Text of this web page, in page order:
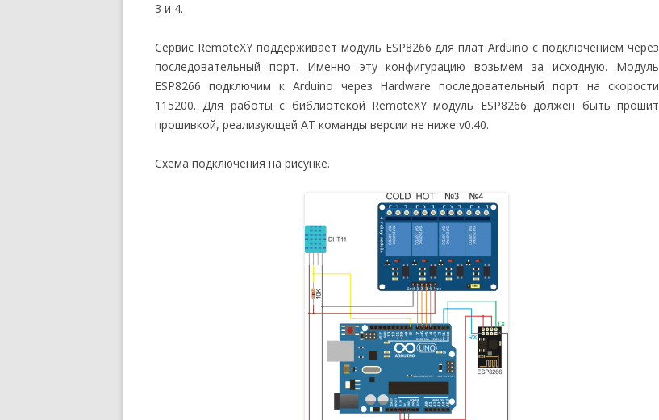
3 и 4.
Сервис RemoteXY поддерживает модуль ESP8266 для плат Arduino с подключением через
последовательный порт. Именно эту конфигурацию возьмем за исходную. Модуль
ESP8266 подключим к Arduino через Hardware последовательный порт на скорости
115200. Для работы с библиотекой RemoteXY модуль ESP8266 должен быть прошит
прошивкой, реализующей AT команды версии не ниже v0.40.
Схема подключения на рисунке.